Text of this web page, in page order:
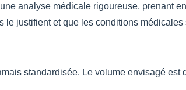
analyse médicale rigoureuse, prenant
le justifient et que les conditions médicales
standardisée. Le volume envisagé est